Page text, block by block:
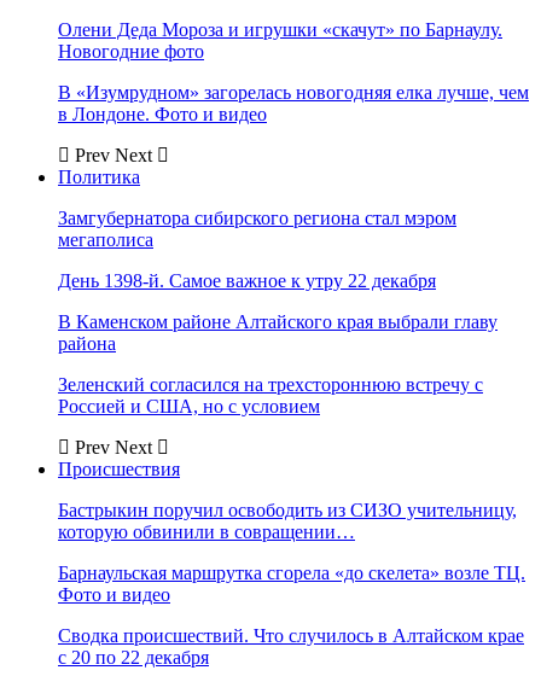
Олени Деда Мороза и игрушки «скачут» по Барнаулу.
Новогодние фото
В «Изумрудном» загорелась новогодняя елка лучше, чем
в Лондоне. Фото и видео
Prev Next
Политика
Замгубернатора сибирского региона стал мэром
мегаполиса
День 1398-й. Самое важное к утру 22 декабря
В Каменском районе Алтайского края выбрали главу
района
Зеленский согласился на трехстороннюю встречу с
Россией и США, но с условием
Prev Next
Происшествия
Бастрыкин поручил освободить из СИЗО учительницу,
которую обвинили в совращении…
Барнаульская маршрутка сгорела «до скелета» возле ТЦ.
Фото и видео
Сводка происшествий. Что случилось в Алтайском крае
с 20 по 22 декабря